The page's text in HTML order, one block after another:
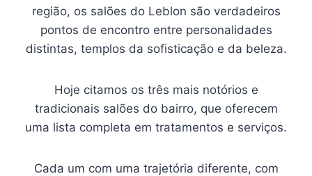
região, os salões do Leblon são verdadeiros
pontos de encontro entre personalidades
distintas, templos da sofisticação e da beleza.
Hoje citamos os três mais notórios e
tradicionais salões do bairro, que oferecem
uma lista completa em tratamentos e serviços.
Cada um com uma trajetória diferente, com